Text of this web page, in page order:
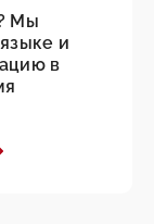
Мы
и
в